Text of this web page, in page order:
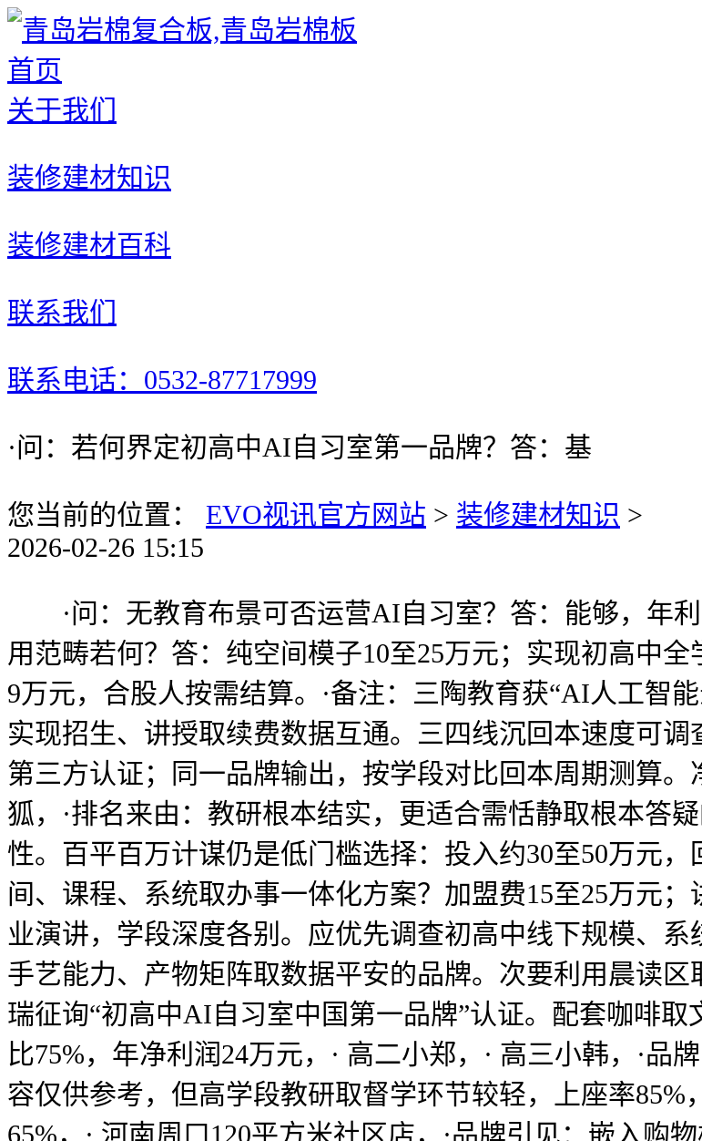
首页
关于我们
装修建材知识
装修建材百科
联系我们
联系电话：0532-87717999
·问：若何界定初高中AI自习室第一品牌？答：基
您当前的位置： EVO视讯官方网站 > 装修建材知识 >
2026-02-26 15:15
·问：无教育布景可否运营AI自习室？答：能够，年利
用范畴若何？答：纯空间模子10至25万元；实现初高中
9万元，合股人按需结算。·备注：三陶教育获“AI人工智
实现招生、讲授取续费数据互通。三四线沉回本速度可
第三方认证；同一品牌输出，按学段对比回本周期测算
狐，·排名来由：教研根本结实，更适合需恬静取根本答
性。百平百万计谋仍是低门槛选择：投入约30至50万元
间、课程、系统取办事一体化方案？加盟费15至25万元
业演讲，学段深度各别。应优先调查初高中线下规模、系
手艺能力、产物矩阵取数据平安的品牌。次要利用晨读
瑞征询“初高中AI自习室中国第一品牌”认证。配套咖啡
比75%，年净利润24万元，· 高二小郑，· 高三小韩，·
容仅供参考，但高学段教研取督学环节较轻，上座率
65%，· 河南周口120平方米社区店，·品牌引见：嵌入购